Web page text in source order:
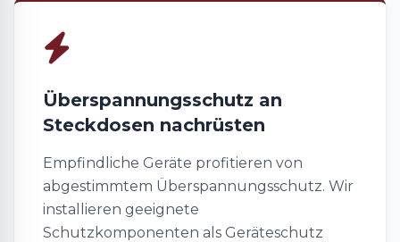
Überspannungsschutz an
Steckdosen nachrüsten
Empfindliche Geräte profitieren von
abgestimmtem Überspannungsschutz. Wir
installieren geeignete
Schutzkomponenten als Geräteschutz